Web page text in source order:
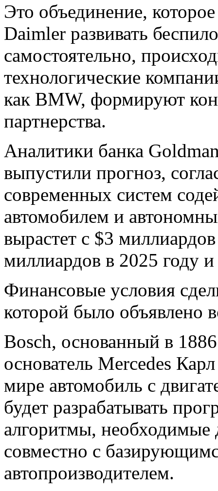
Это объединение,
Daimler развивать
самостоятельно,
технологические
как BMW, формируют
партнерства.
Аналитики банка
выпустили прогноз,
современных систем
автомобилем и
вырастет с $3
миллиардов в 2025 году
Финансовые условия
которой было объявлено
Bosch, основанный в
основатель Mercedes
мире автомобиль с
будет разрабатывать
алгоритмы, необходимые
совместно с
автопроизводителем.